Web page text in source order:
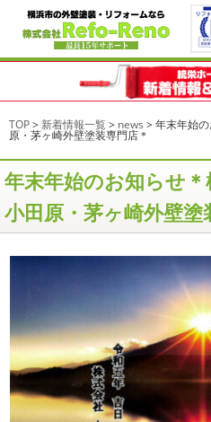
TOP> 新着情報一覧> news >年末年始
原・茅ヶ崎外壁塗装専門店＊
年末年始のお知らせ＊
小田原・茅ヶ崎外壁塗